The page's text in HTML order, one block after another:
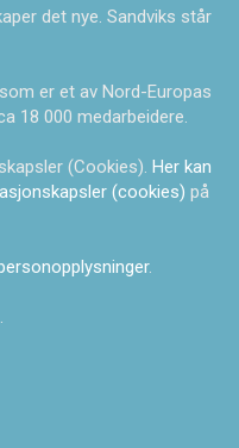
det nye. Sandviks står
som er et av Nord-Europas
18 000 medarbeidere.
(Cookies). Her kan
(cookies) på
.